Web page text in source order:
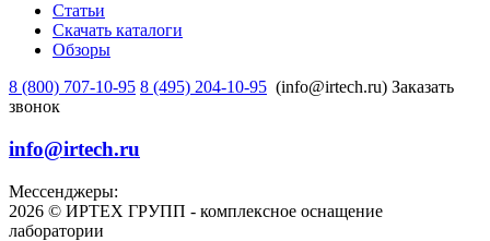
Статьи
Скачать каталоги
Обзоры
8 (800) 707-10-95 8 (495) 204-10-95 (info@irtech.ru) Заказать
звонок
info@irtech.ru
Мессенджеры:
2026 © ИРТЕХ ГРУПП - комплексное оснащение
лаборатории